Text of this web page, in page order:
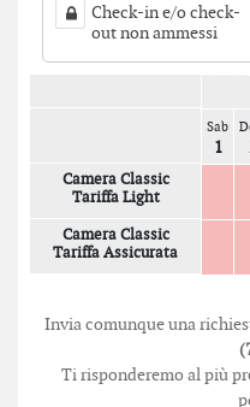
Check-in e/o check-
out non ammessi
Sab
1
Camera Classic
Tariffa Light
Camera Classic
Tariffa Assicurata
Invia comunque una
Ti risponderemo al più